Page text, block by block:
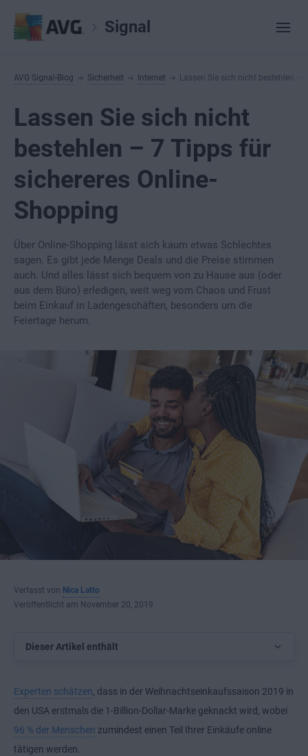
Signal
AVG Signal-Blog Sicherheit Internet Lassen Sie sich nicht bestehlen –
Lassen Sie sich nicht
bestehlen – 7 Tipps für
sichereres Online-
Shopping
Über Online-Shopping lässt sich kaum etwas Schlechtes
sagen. Es gibt jede Menge Deals und die Preise stimmen
auch. Und alles lässt sich bequem von zu Hause aus (oder
aus dem Büro) erledigen, weit weg vom Chaos und Frust
beim Einkauf in Ladengeschäften, besonders um die
Feiertage herum.
Verfasst von Nica Latto
Veröffentlicht am November 20, 2019
Dieser Artikel enthält
Experten schätzen, dass in der Weihnachtseinkaufssaison 2019 in
den USA erstmals die 1-Billion-Dollar-Marke geknackt wird, wobei
96 % der Menschen zumindest einen Teil Ihrer Einkäufe online
tätigen werden.